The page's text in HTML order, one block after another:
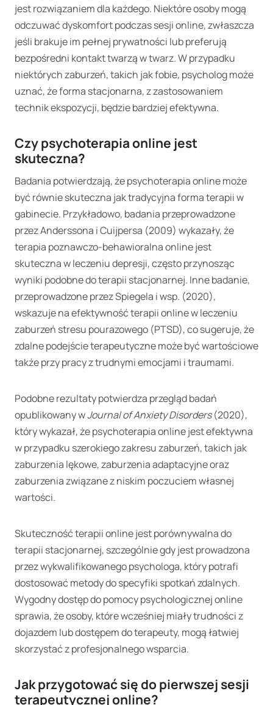
jest rozwiązaniem dla każdego. Niektóre osoby mogą
odczuwać dyskomfort podczas sesji online, zwłaszcza
jeśli brakuje im pełnej prywatności lub preferują
bezpośredni kontakt twarzą w twarz. W przypadku
niektórych zaburzeń, takich jak fobie, psycholog może
uznać, że forma stacjonarna, z zastosowaniem
technik ekspozycji, będzie bardziej efektywna.
Czy psychoterapia online jest
skuteczna?
Badania potwierdzają, że psychoterapia online może
być równie skuteczna jak tradycyjna forma terapii w
gabinecie. Przykładowo, badania przeprowadzone
przez Anderssona i Cuijpersa (2009) wykazały, że
terapia poznawczo-behawioralna online jest
skuteczna w leczeniu depresji, często przynosząc
wyniki podobne do terapii stacjonarnej. Inne badanie,
przeprowadzone przez Spiegela i wsp. (2020),
wskazuje na efektywność terapii online w leczeniu
zaburzeń stresu pourazowego (PTSD), co sugeruje, że
zdalne podejście terapeutyczne może być wartościowe
także przy pracy z trudnymi emocjami i traumami.
Podobne rezultaty potwierdza przegląd badań
opublikowany wJournal of Anxiety Disorders(2020),
który wykazał, że psychoterapia online jest efektywna
w przypadku szerokiego zakresu zaburzeń, takich jak
zaburzenia lękowe, zaburzenia adaptacyjne oraz
zaburzenia związane z niskim poczuciem własnej
wartości.
Skuteczność terapii online jest porównywalna do
terapii stacjonarnej, szczególnie gdy jest prowadzona
przez wykwalifikowanego psychologa, który potrafi
dostosować metody do specyfiki spotkań zdalnych.
Wygodny dostęp do pomocy psychologicznej online
sprawia, że osoby, które wcześniej miały trudności z
dojazdem lub dostępem do terapeuty, mogą łatwiej
skorzystać z profesjonalnego wsparcia.
Jak przygotować się do pierwszej sesji
terapeutycznej online?